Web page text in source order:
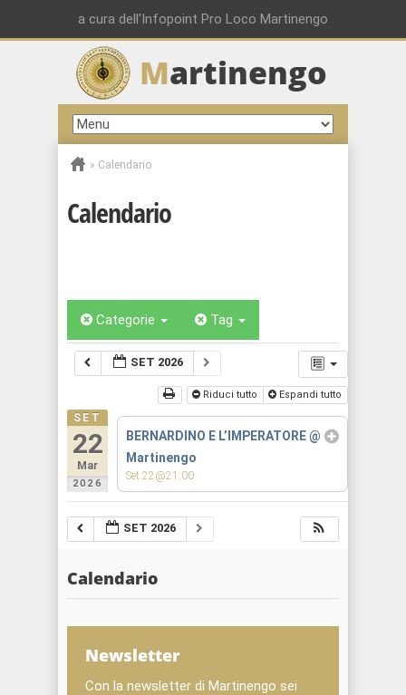
a cura dell'Infopoint Pro Loco Martinengo
Martinengo
» Calendario
Calendario
Categorie Tag
SET 2026
Riduci tutto Espandi tutto
SET
22
Mar
2026
BERNARDINO E L’IMPERATORE@
Martinengo
Set 22@21:00
SET 2026
Calendario
Newsletter
Con la newsletter di Martinengo sei